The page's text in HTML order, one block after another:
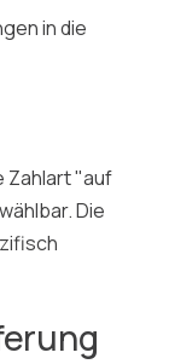
in die
Zahlart "auf
Die